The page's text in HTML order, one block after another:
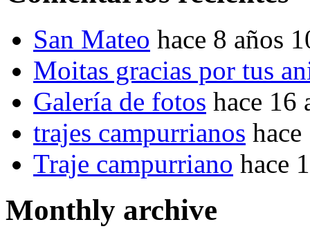
San Mateo hace 8 años
Moitas gracias por tus
Galería de fotos hace 16
trajes campurrianos
Traje campurriano hace
Monthly archive